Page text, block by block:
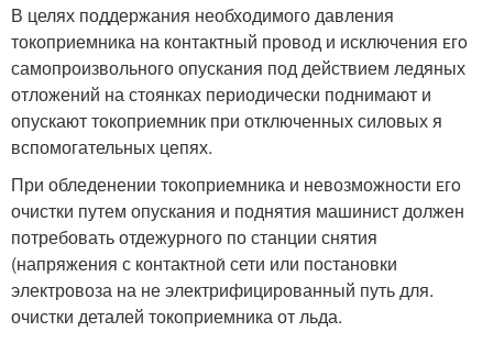
В целях поддержания необходимого давления
токоприемника на контактный провод и исключения ᴇᴦο
самопроизвольного опус­кания под действием ледяных
отложений на стоянках периоди­чески поднимают и
опускают токоприемник при отключенных си­ловых я
вспомогательных цепях.
При обледенении токоприемника и невозможности ᴇᴦο
очист­ки путем опускания и поднятия машинист должен
потребовать отдежурного по станции снятия
(напряжения с контактнои̌ сети или постановки
электровоза на не электрифицированный путь для.
очистки деталей токоприемника от льда.